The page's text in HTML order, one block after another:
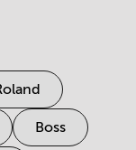
Boss